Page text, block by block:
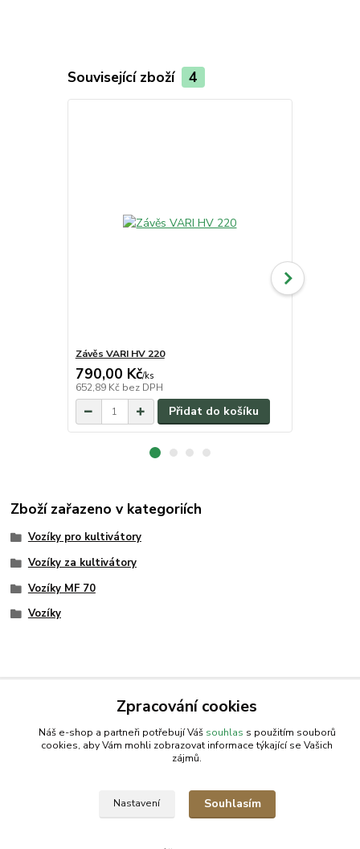
Související zboží 4
Závěs VARI HV 220
790,00 Kč/ks
652,89 Kč bez DPH
Přidat do košíku
Zboží zařazeno v kategoriích
Vozíky pro kultivátory
Vozíky za kultivátory
Vozíky MF 70
Vozíky
SEO Rozcestník
Zpracování cookies
Náš e-shop a partneři potřebují Váš souhlas s použitím souborů
cookies, aby Vám mohli zobrazovat informace týkající se Vašich
zájmů.
Nastavení Souhlasím